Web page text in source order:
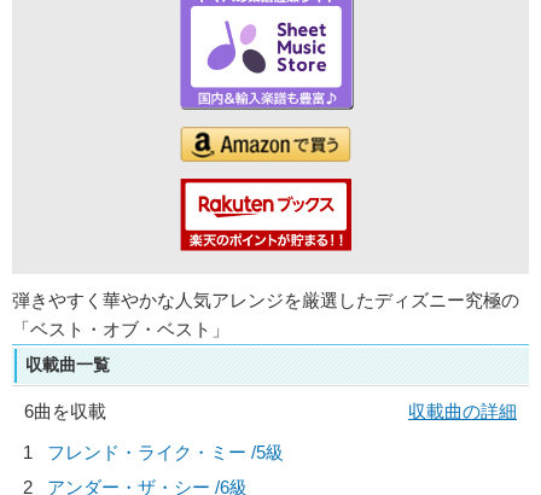
弾きやすく華やかな人気アレンジを厳選したディズニー究極の
「ベスト・オブ・ベスト」
収載曲一覧
6曲を収載
収載曲の詳細
1
フレンド・ライク・ミー /5級
2
アンダー・ザ・シー /6級